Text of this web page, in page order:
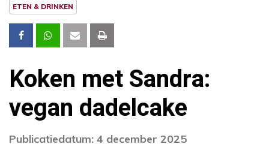
ETEN & DRINKEN
Koken met Sandra:
vegan dadelcake
Publicatiedatum: 4 december 2025